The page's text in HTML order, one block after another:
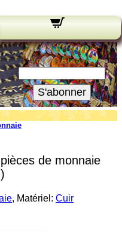
Nos bulletins:
Votre Email:
S'abonner
de monnaie
, Matériel: Cuir